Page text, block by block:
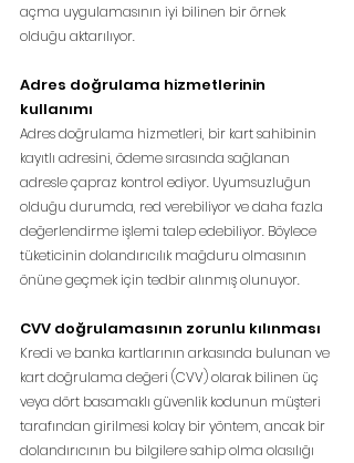
açma uygulamasının iyi bilinen bir örnek
olduğu aktarılıyor.
Adres doğrulama hizmetlerinin
kullanımı
Adres doğrulama hizmetleri, bir kart sahibinin
kayıtlı adresini, ödeme sırasında sağlanan
adresle çapraz kontrol ediyor. Uyumsuzluğun
olduğu durumda, red verebiliyor ve daha fazla
değerlendirme işlemi talep edebiliyor. Böylece
tüketicinin dolandırıcılık mağduru olmasının
önüne geçmek için tedbir alınmış olunuyor.
CVV doğrulamasının zorunlu kılınması
Kredi ve banka kartlarının arkasında bulunan ve
kart doğrulama değeri (CVV) olarak bilinen üç
veya dört basamaklı güvenlik kodunun müşteri
tarafından girilmesi kolay bir yöntem, ancak bir
dolandırıcının bu bilgilere sahip olma olasılığı